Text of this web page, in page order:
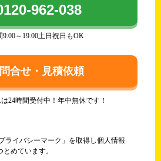
962-038
9:00～19:00土日祝日もOK
合せ・見積依頼
24時間受付中！年中無休です！
ライバシーマーク」を取得し個人情報
めています。